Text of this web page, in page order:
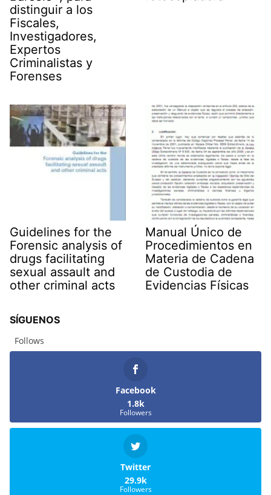
distinguir a los
Fiscales,
Investigadores,
Expertos
Criminalistas y
Forenses
Guidelines for the
Forensic analysis of
drugs facilitating
sexual assault and
other criminal acts
Manual Único de
Procedimientos en
Materia de Cadena
de Custodia de
Evidencias Físicas
SÍGUENOS
Follows
Facebook
1.8k
Followers
Twitter
29.9k
Followers